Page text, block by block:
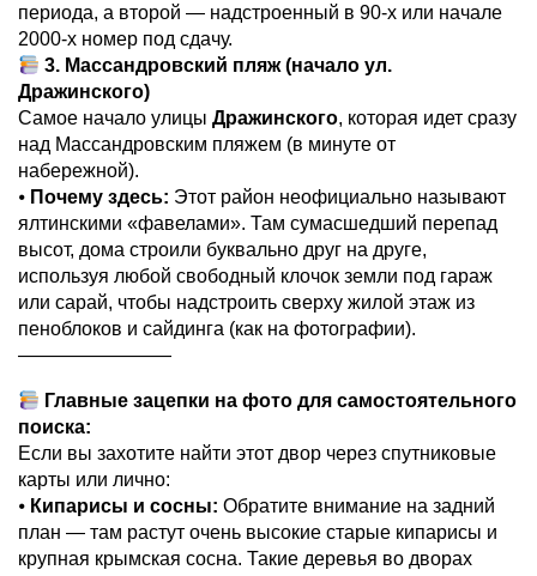
периода, а второй — надстроенный в 90-х или начале
2000-х номер под сдачу.
3. Массандровский пляж (начало ул.
Дражинского)
Самое начало улицы Дражинского, которая идет сразу
над Массандровским пляжем (в минуте от
набережной).
⦁ Почему здесь: Этот район неофициально называют
ялтинскими «фавелами». Там сумасшедший перепад
высот, дома строили буквально друг на друге,
используя любой свободный клочок земли под гараж
или сарай, чтобы надстроить сверху жилой этаж из
пеноблоков и сайдинга (как на фотографии).
————————
Главные зацепки на фото для самостоятельного
поиска:
Если вы захотите найти этот двор через спутниковые
карты или лично:
⦁ Кипарисы и сосны: Обратите внимание на задний
план — там растут очень высокие старые кипарисы и
крупная крымская сосна. Такие деревья во дворах